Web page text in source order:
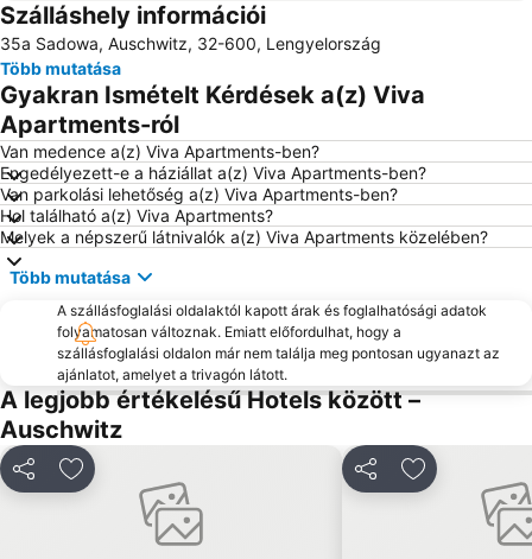
Centrum Sportu i Rekreacji
Szálláshely információi
35a Sadowa, Auschwitz, 32-600, Lengyelország
Több mutatása
Gyakran Ismételt Kérdések a(z) Viva
Apartments-ról
Van medence a(z) Viva Apartments-ben?
Engedélyezett-e a háziállat a(z) Viva Apartments-ben?
Van parkolási lehetőség a(z) Viva Apartments-ben?
Hol található a(z) Viva Apartments?
Melyek a népszerű látnivalók a(z) Viva Apartments közelében?
Több mutatása
A szállásfoglalási oldalaktól kapott árak és foglalhatósági adatok
folyamatosan változnak. Emiatt előfordulhat, hogy a
szállásfoglalási oldalon már nem találja meg pontosan ugyanazt az
ajánlatot, amelyet a trivagón látott.
A legjobb értékelésű Hotels között –
Auschwitz
MegosztásHozzáadás a kedvencekhez MegosztásHozzáadás